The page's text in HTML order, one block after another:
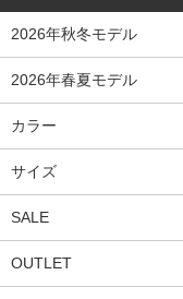
2026年秋冬モデル
2026年春夏モデル
カラー
サイズ
SALE
OUTLET